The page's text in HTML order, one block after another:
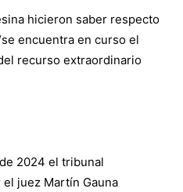
hicieron saber respecto
encuentra en curso el
recurso extraordinario
2024 el tribunal
juez Martín Gauna